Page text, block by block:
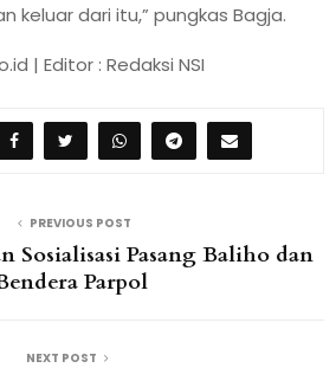
keluar dari itu,” pungkas Bagja.
| Editor : Redaksi NSI
PREVIOUS POST
Sosialisasi Pasang Baliho dan
Parpol
NEXT POST